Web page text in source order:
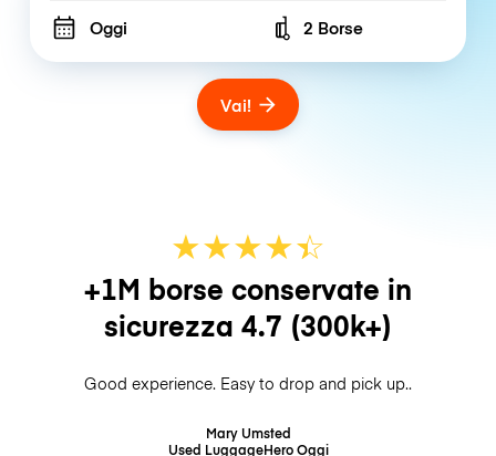
Oggi Number of bags
2 Borse
Vai!
★★★★☆
★
+1M borse conservate in
sicurezza 4.7 (300k+)
Good experience. Easy to drop and pick up..
Mary Umsted
Used LuggageHeroOggi